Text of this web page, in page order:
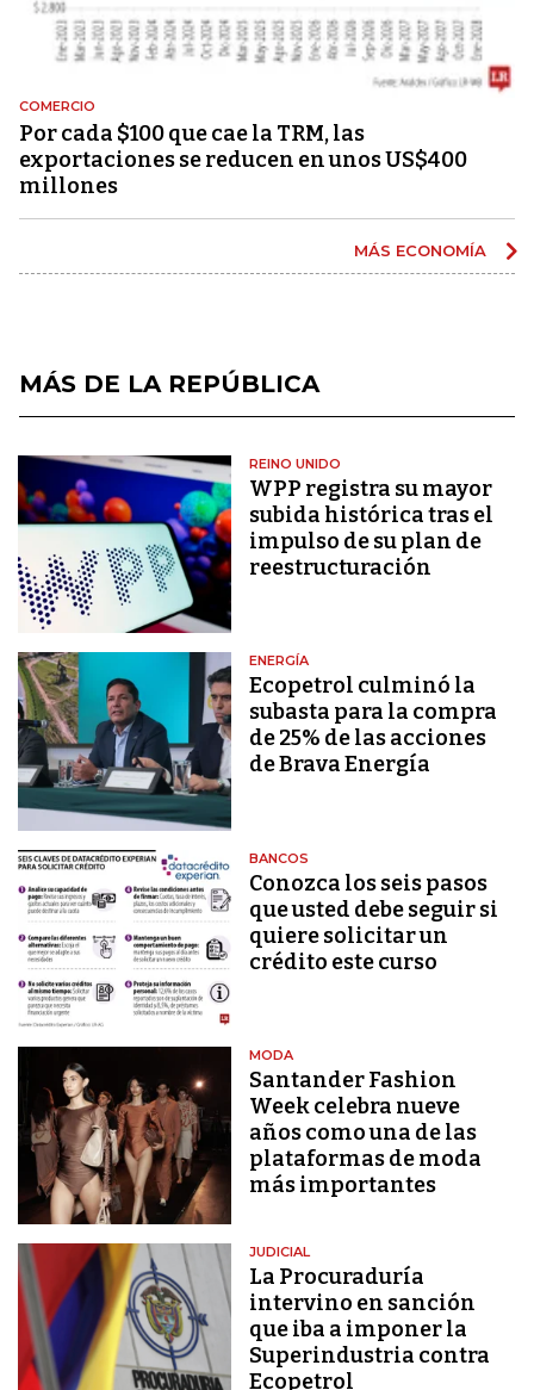
COMERCIO
Por cada $100 que cae la TRM, las
exportaciones se reducen en unos US$400
millones
MÁS ECONOMÍA
MÁS DE LA REPÚBLICA
REINO UNIDO
WPP registra su mayor
subida histórica tras el
impulso de su plan de
reestructuración
ENERGÍA
Ecopetrol culminó la
subasta para la compra
de 25% de las acciones
de Brava Energía
BANCOS
Conozca los seis pasos
que usted debe seguir si
quiere solicitar un
crédito este curso
MODA
Santander Fashion
Week celebra nueve
años como una de las
plataformas de moda
más importantes
JUDICIAL
La Procuraduría
intervino en sanción
que iba a imponer la
Superindustria contra
Ecopetrol